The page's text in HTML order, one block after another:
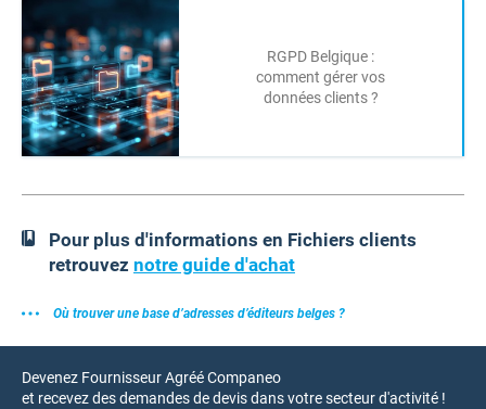
RGPD Belgique :
comment gérer vos
données clients ?
Pour plus d'informations en Fichiers clients
retrouvez notre guide d'achat
Où trouver une base d’adresses d’éditeurs belges ?
Devenez Fournisseur Agréé Companeo
et recevez des demandes de devis dans votre secteur d'activité !